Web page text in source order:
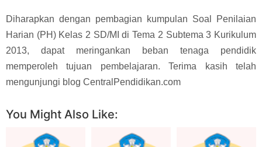
Diharapkan dengan pembagian kumpulan Soal Penilaian
Harian (PH) Kelas 2 SD/MI di Tema 2 Subtema 3 Kurikulum
2013, dapat meringankan beban tenaga pendidik
memperoleh tujuan pembelajaran. Terima kasih telah
mengunjungi blog CentralPendidikan.com
You Might Also Like: